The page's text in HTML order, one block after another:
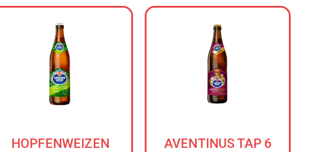
HOPFENWEIZEN
AVENTINUS TAP 6